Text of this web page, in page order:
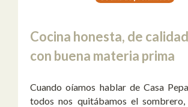
Cocina honesta, de
con buena materia prima
Cuando oíamos hablar de Casa
todos nos quitábamos el